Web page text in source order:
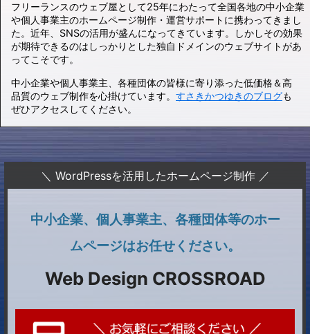
フリーランスのウェブ屋として25年にわたって全国各地の中小企業
や個人事業主のホームページ制作・運営サポートに携わってきまし
た。近年、SNSの活用が盛んになってきています。しかしその効果
が期待できるのはしっかりとした独自ドメインのウェブサイトがあ
ってこそです。
中小企業や個人事業主、各種団体の皆様に寄り添った低価格＆高
品質のウェブ制作を心掛けています。 すさきかつゆきのブログも
ぜひアクセスしてください。
＼ WordPressを活用したホームページ制作 ／
中小企業、個人事業主、各種団体等のホー
ムページはお任せください。
Web Design CROSSROAD